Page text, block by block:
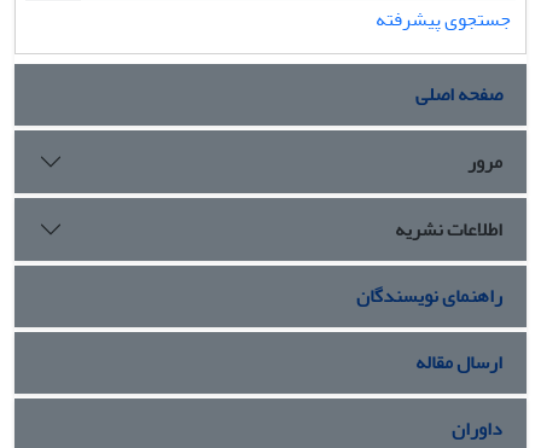
جستجوی پیشرفته
صفحه اصلی
مرور
اطلاعات نشریه
راهنمای نویسندگان
ارسال مقاله
داوران